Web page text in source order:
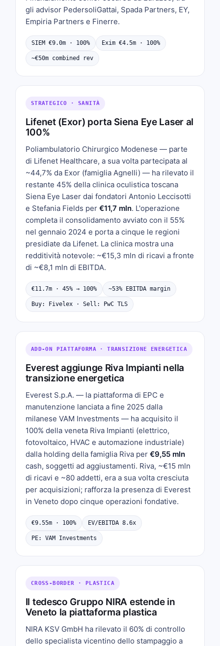
gli advisor PedersoliGattai, Spada Partners, EY,
Empiria Partners e Finerre.
SIEM €9.0m · 100% Exim €4.5m · 100%
~€50m combined rev
STRATEGICO · SANITÀ
Lifenet (Exor) porta Siena Eye Laser al
100%
Poliambulatorio Chirurgico Modenese — parte
di Lifenet Healthcare, a sua volta partecipata al
~44,7% da Exor (famiglia Agnelli) — ha rilevato il
restante 45% della clinica oculistica toscana
Siena Eye Laser dai fondatori Antonio Leccisotti
e Stefania Fields per €11,7 mln. L'operazione
completa il consolidamento avviato con il 55%
nel gennaio 2024 e porta a cinque le regioni
presidiate da Lifenet. La clinica mostra una
redditività notevole: ~€15,3 mln di ricavi a fronte
di ~€8,1 mln di EBITDA.
€11.7m · 45% → 100% ~53% EBITDA margin
Buy: Fivelex · Sell: PwC TLS
ADD-ON PIATTAFORMA · TRANSIZIONE ENERGETICA
Everest aggiunge Riva Impianti nella
transizione energetica
Everest S.p.A. — la piattaforma di EPC e
manutenzione lanciata a fine 2025 dalla
milanese VAM Investments — ha acquisito il
100% della veneta Riva Impianti (elettrico,
fotovoltaico, HVAC e automazione industriale)
dalla holding della famiglia Riva per €9,55 mln
cash, soggetti ad aggiustamenti. Riva, ~€15 mln
di ricavi e ~80 addetti, era a sua volta cresciuta
per acquisizioni; rafforza la presenza di Everest
in Veneto dopo cinque operazioni fondative.
€9.55m · 100% EV/EBITDA 8.6x
PE: VAM Investments
CROSS-BORDER · PLASTICA
Il tedesco Gruppo NIRA estende in
Veneto la piattaforma plastica
NIRA KSV GmbH ha rilevato il 60% di controllo
dello specialista vicentino dello stampaggio a